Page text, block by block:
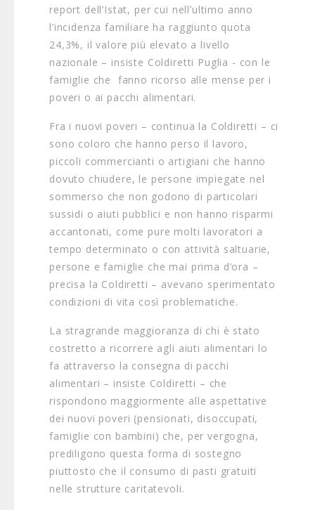
report dell’Istat, per cui nell’ultimo anno
l’incidenza familiare ha raggiunto quota
24,3%, il valore più elevato a livello
nazionale – insiste Coldiretti Puglia - con le
famiglie che fanno ricorso alle mense per i
poveri o ai pacchi alimentari.
Fra i nuovi poveri – continua la Coldiretti – ci
sono coloro che hanno perso il lavoro,
piccoli commercianti o artigiani che hanno
dovuto chiudere, le persone impiegate nel
sommerso che non godono di particolari
sussidi o aiuti pubblici e non hanno risparmi
accantonati, come pure molti lavoratori a
tempo determinato o con attività saltuarie,
persone e famiglie che mai prima d’ora –
precisa la Coldiretti – avevano sperimentato
condizioni di vita così problematiche.
La stragrande maggioranza di chi è stato
costretto a ricorrere agli aiuti alimentari lo
fa attraverso la consegna di pacchi
alimentari – insiste Coldiretti – che
rispondono maggiormente alle aspettative
dei nuovi poveri (pensionati, disoccupati,
famiglie con bambini) che, per vergogna,
prediligono questa forma di sostegno
piuttosto che il consumo di pasti gratuiti
nelle strutture caritatevoli.